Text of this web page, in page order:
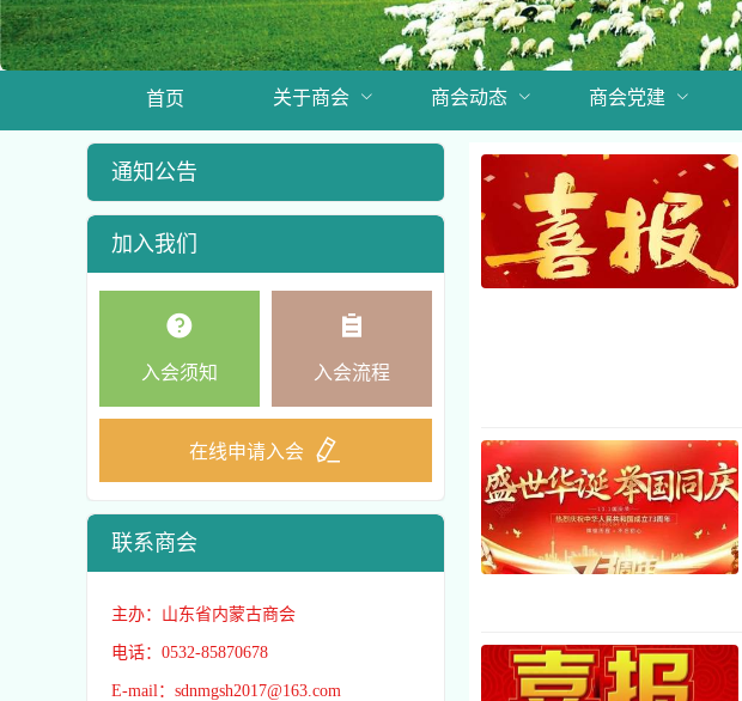
首页 关于商会 商会动态 商会党建
通知公告
加入我们
入会须知 入会流程
在线申请入会
联系商会
主办：山东省内蒙古商会
电话：0532-85870678
E-mail：sdnmgsh2017@163.com